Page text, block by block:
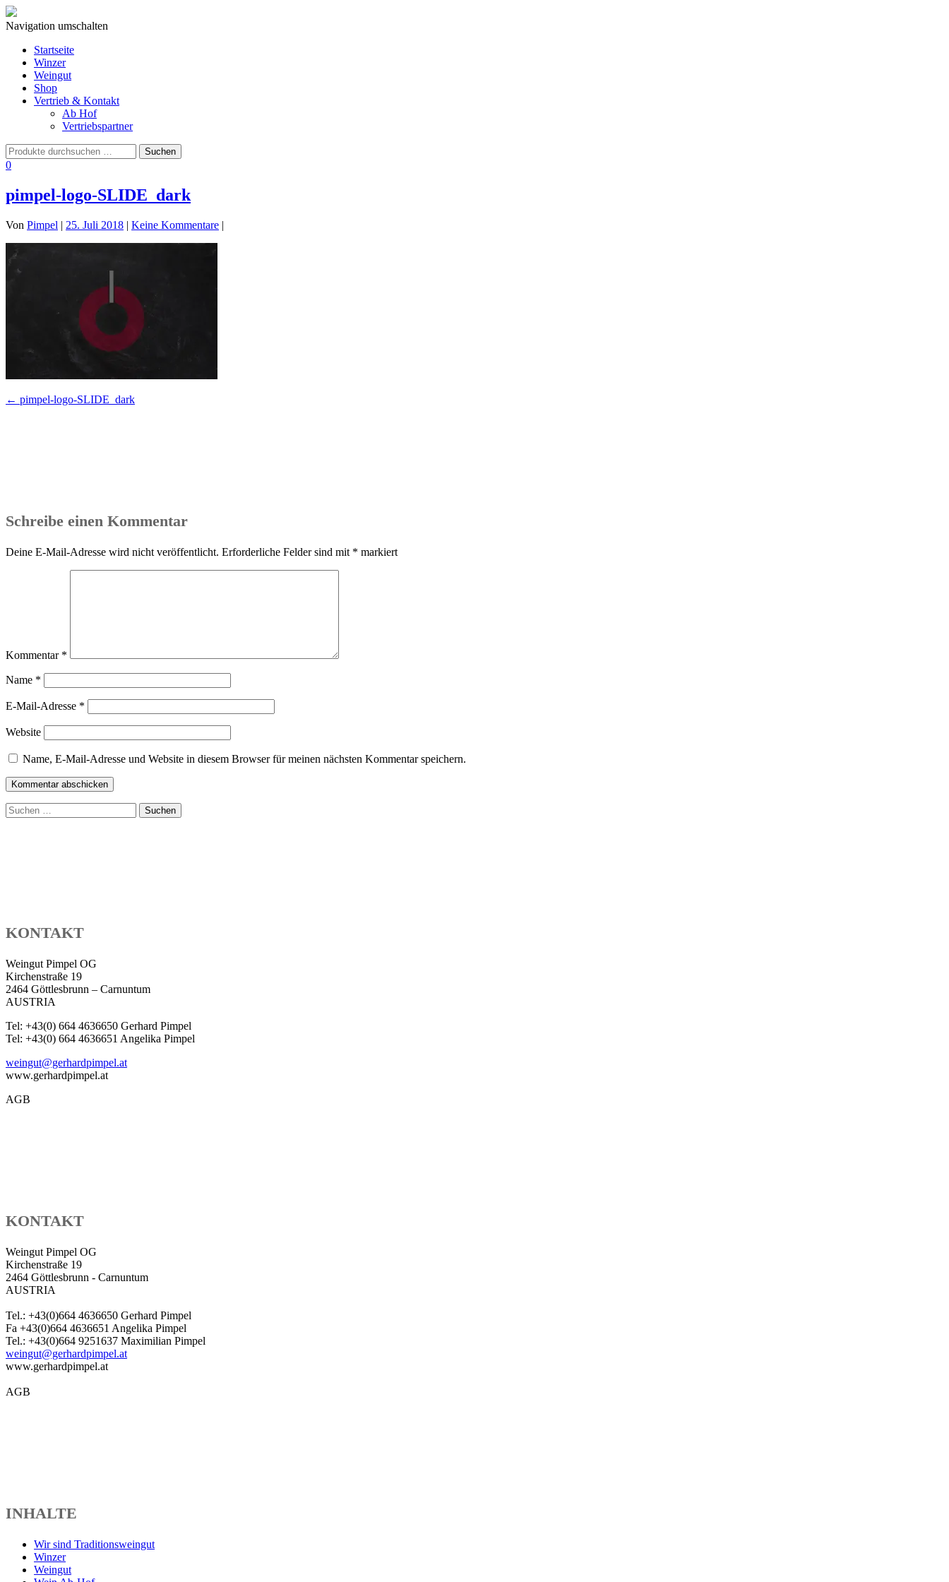
Navigation umschalten
Startseite
Winzer
Weingut
Shop
Vertrieb & Kontakt
Ab Hof
Vertriebspartner
0
pimpel-logo-SLIDE_dark
Von Pimpel | 25. Juli 2018 | Keine Kommentare |
Beitragsnavigation
← pimpel-logo-SLIDE_dark
Schreibe einen Kommentar
Deine E-Mail-Adresse wird nicht veröffentlicht. Erforderliche Felder sind mit * markiert
Kommentar *
Name *
E-Mail-Adresse *
Website
Name, E-Mail-Adresse und Website in diesem Browser für meinen nächsten Kommentar speichern.
Suchen
nach:
KONTAKT
Weingut Pimpel OG
Kirchenstraße 19
2464 Göttlesbrunn – Carnuntum
AUSTRIA
Tel: +43(0) 664 4636650 Gerhard Pimpel
Tel: +43(0) 664 4636651 Angelika Pimpel
weingut@gerhardpimpel.at
www.gerhardpimpel.at
AGB
KONTAKT
Weingut Pimpel OG
Kirchenstraße 19
2464 Göttlesbrunn - Carnuntum
AUSTRIA
Tel.: +43(0)664 4636650 Gerhard Pimpel
Fa +43(0)664 4636651 Angelika Pimpel
Tel.: +43(0)664 9251637 Maximilian Pimpel
weingut@gerhardpimpel.at
www.gerhardpimpel.at
AGB
INHALTE
Wir sind Traditionsweingut
Winzer
Weingut